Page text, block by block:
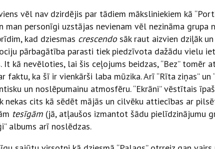
vēl nav dzirdējis par tādiem māksliniekiem kā
man personīgi uzstājas nevienam vēl nezināma grupa
kad dziesmas crescendo sāk raut aizvien dziļāk
pārbagātība parasti tiek piedzīvota dažādu vielu
kā nevēloties, lai šis ceļojums beidzas, “Bez” tomēr
faktu, ka šī ir vienkārši laba mūzika. Arī “Rīta ziņas” un
un noslēpumainu atmosfēru. “Ekrāni” vēstītais
nekas cits kā sēdēt mājās un cilvēku attiecības ar
tesīgām (jā, atļaušos izmantot šādu pielīdzinājumu
albums arī noslēdzas.